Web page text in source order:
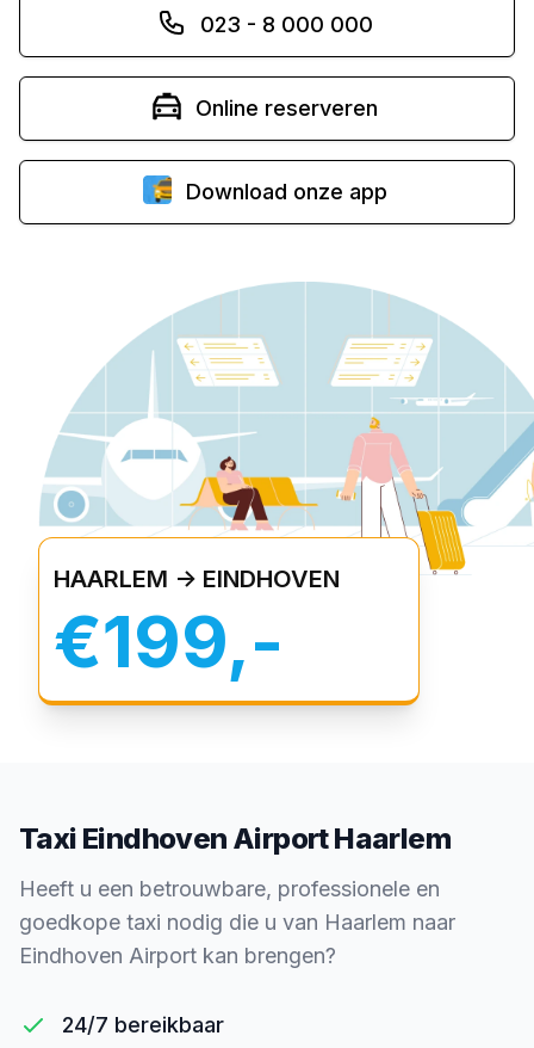
023 - 8 000 000
Online reserveren
Download onze app
HAARLEM -> EINDHOVEN
€199,-
Taxi Eindhoven Airport Haarlem
Heeft u een betrouwbare, professionele en
goedkope taxi nodig die u van Haarlem naar
Eindhoven Airport kan brengen?
24/7 bereikbaar